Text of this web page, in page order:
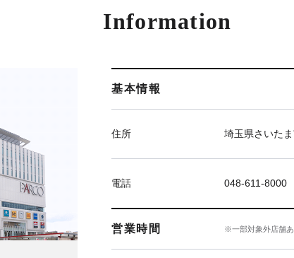
Information
基本情報
住所 埼玉県さいた
電話 048-611-8000
営業時間 ※一部対象外店舗あ